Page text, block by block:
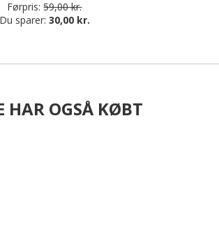
Førpris: 59,00 kr.
Du sparer: 30,00 kr.
HAR OGSÅ KØBT